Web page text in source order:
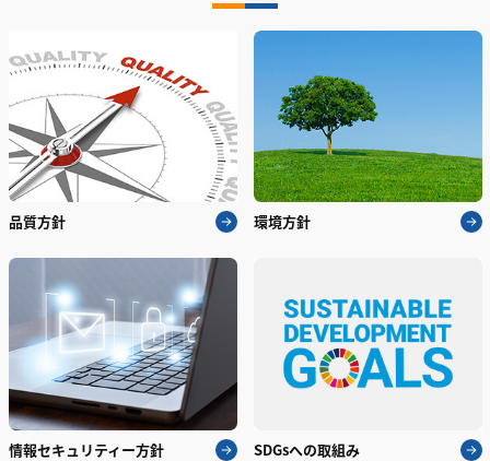
品質方針 環境方針
情報セキュリティー方針 SDGsへの取組み